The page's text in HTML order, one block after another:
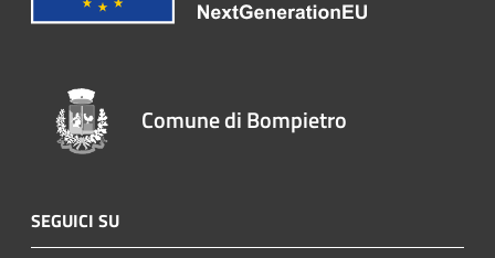
Comune di Bompietro
SEGUICI SU